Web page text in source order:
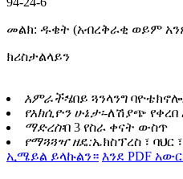
መልክ: ዱቄት (አብረቅራቂ ወይም
ክሪስታልላይን
አምራች፡ሄበይ ጓንላንግ
የአክሲዮን ሁኔታ፡-ለሽያጭ የቀረበ
ማድረስ፡በ 3 የስራ ቀናት ውስጥ
የማጓጓዣ ዘዴ:ኤክስፕረስ ፣ ባህር
ኢሜይል ይላኩልን። እንደ PDF